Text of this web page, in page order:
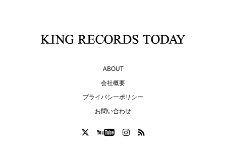
ABOUT
会社概要
プライバシーポリシー
お問い合わせ